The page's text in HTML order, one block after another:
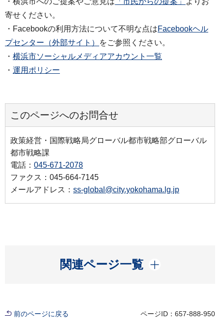
寄せください。
・Facebookの利用方法について不明な点はFacebookヘル
プセンター（外部サイト）
をご参照ください。
・ 横浜市ソーシャルメディアアカウント一覧
・ 運用ポリシー
このページへのお問合せ
政策経営・国際戦略局グローバル都市戦略部グローバル
都市戦略課
電話： 045-671-2078
ファクス：045-664-7145
メールアドレス： ss-global@city.yokohama.lg.jp
関連ページ一覧
開く
前のページに戻る ページID：657-888-950